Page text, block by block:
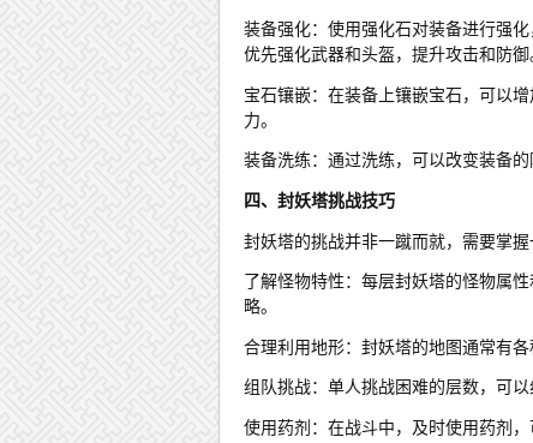
装备强化：使用强化石对装备进行强
优先强化武器和头盔，提升攻击和防御
宝石镶嵌：在装备上镶嵌宝石，可以
力。
装备洗练：通过洗练，可以改变装备
四、封妖塔挑战技巧
封妖塔的挑战并非一蹴而就，需要掌握
了解怪物特性：每层封妖塔的怪物属
略。
合理利用地形：封妖塔的地图通常有
组队挑战：单人挑战困难的层数，可
使用药剂：在战斗中，及时使用药剂